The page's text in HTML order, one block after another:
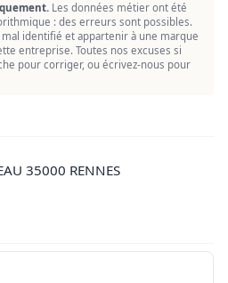
Les données métier ont été
: des erreurs sont possibles.
identifié et appartenir à une marque
entreprise. Toutes nos excuses si
pour corriger, ou écrivez-nous pour
35000 RENNES